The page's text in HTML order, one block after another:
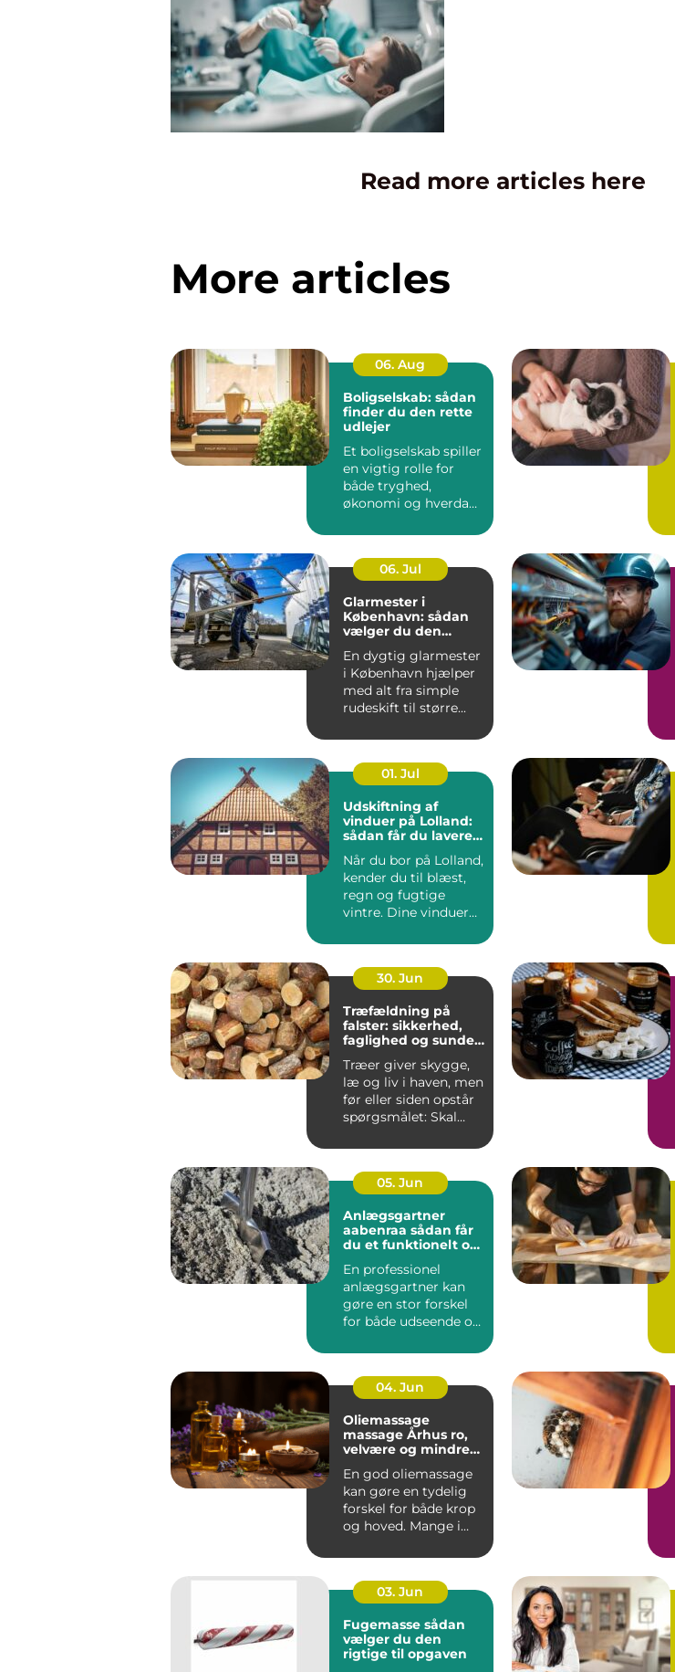
Read more articles here
More articles
06. Aug
Boligselskab: sådan
finder du den rette
udlejer
Et boligselskab spiller
en vigtig rolle for
både tryghed,
økonomi og hverdag,
06. Jul
Glarmester i
København: sådan
vælger du den
En dygtig glarmester
i København hjælper
med alt fra simple
rudeskift til større...
01. Jul
Udskiftning af
vinduer på Lolland:
sådan får du lavere
Når du bor på Lolland,
kender du til blæst,
regn og fugtige
vintre. Dine vinduer
30. Jun
Træfældning på
falster: sikkerhed,
faglighed og sunde
Træer giver skygge,
læ og liv i haven, men
før eller siden opstår
spørgsmålet: Skal
05. Jun
Anlægsgartner
aabenraa sådan får
du et funktionelt og
En professionel
anlægsgartner kan
gøre en stor forskel
for både udseende og
Mange ...
04. Jun
Oliemassage
massage Århus ro,
velvære og mindre
En god oliemassage
kan gøre en tydelig
forskel for både krop
og hoved. Mange i
massage ...
03. Jun
Fugemasse sådan
vælger du den
rigtige til opgaven